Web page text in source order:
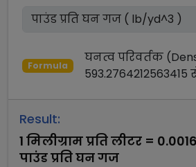
Formula
घनत्व परिवर्तक
593.2764212563415
Result:
1 मिलीग्राम प्रति लीटर =
पाउंड प्रति घन गज